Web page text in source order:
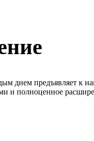
днем предъявляет к
и полноценное